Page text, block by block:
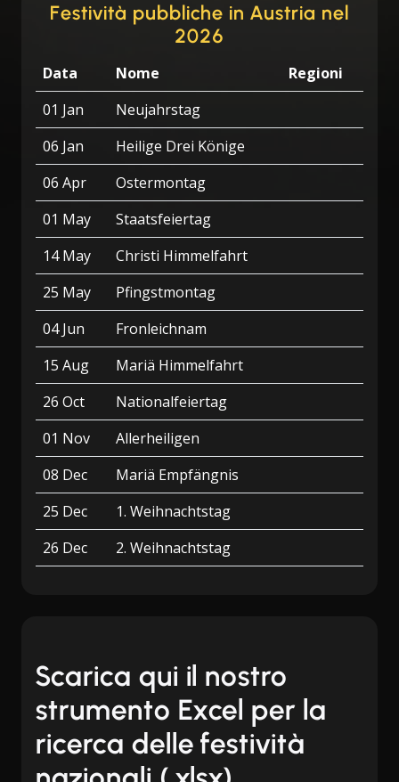
Festività pubbliche in Austria nel
2026
Data Nome
Regioni
01 Jan
Neujahrstag
06 Jan
Heilige Drei Könige
06 Apr
Ostermontag
01 May
Staatsfeiertag
14 May
Christi Himmelfahrt
25 May
Pfingstmontag
04 Jun
Fronleichnam
15 Aug
Mariä Himmelfahrt
26 Oct
Nationalfeiertag
01 Nov
Allerheiligen
08 Dec
Mariä Empfängnis
25 Dec
1. Weihnachtstag
26 Dec
2. Weihnachtstag
Scarica qui il nostro
strumento Excel per la
ricerca delle festività